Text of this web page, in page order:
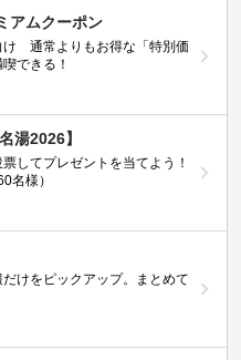
アムクーポン
け 通常よりもお得な「特別価
できる！
湯2026】
してプレゼントを当てよう！
名様）
けをピックアップ。まとめて